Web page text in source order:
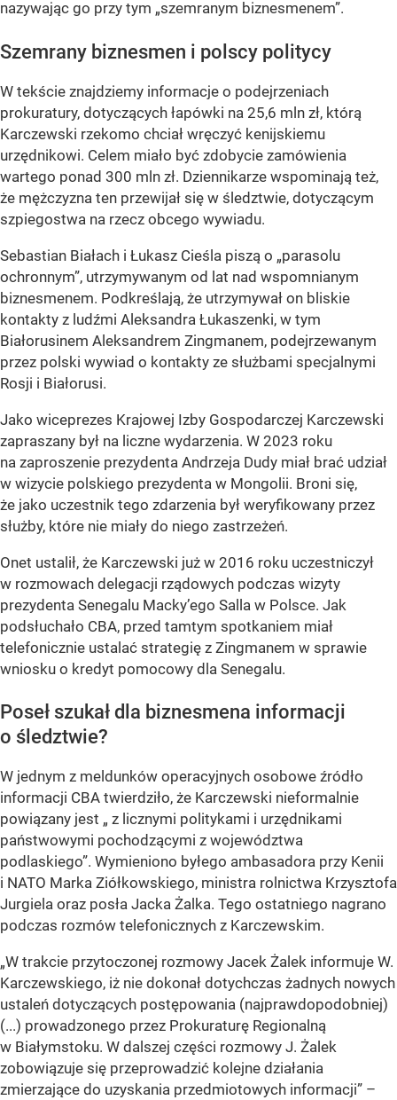
nazywając go przy tym „szemranym biznesmenem”.
Szemrany biznesmen i polscy politycy
W tekście znajdziemy informacje o podejrzeniach
prokuratury, dotyczących łapówki na 25,6 mln zł, którą
Karczewski rzekomo chciał wręczyć kenijskiemu
urzędnikowi. Celem miało być zdobycie zamówienia
wartego ponad 300 mln zł. Dziennikarze wspominają też,
że mężczyzna ten przewijał się w śledztwie, dotyczącym
szpiegostwa na rzecz obcego wywiadu.
Sebastian Białach i Łukasz Cieśla piszą o „parasolu
ochronnym”, utrzymywanym od lat nad wspomnianym
biznesmenem. Podkreślają, że utrzymywał on bliskie
kontakty z ludźmi Aleksandra Łukaszenki, w tym
Białorusinem Aleksandrem Zingmanem, podejrzewanym
przez polski wywiad o kontakty ze służbami specjalnymi
Rosji i Białorusi.
Jako wiceprezes Krajowej Izby Gospodarczej Karczewski
zapraszany był na liczne wydarzenia. W 2023 roku
na zaproszenie prezydenta Andrzeja Dudy miał brać udział
w wizycie polskiego prezydenta w Mongolii. Broni się,
że jako uczestnik tego zdarzenia był weryfikowany przez
służby, które nie miały do niego zastrzeżeń.
Onet ustalił, że Karczewski już w 2016 roku uczestniczył
w rozmowach delegacji rządowych podczas wizyty
prezydenta Senegalu Macky’ego Salla w Polsce. Jak
podsłuchało CBA, przed tamtym spotkaniem miał
telefonicznie ustalać strategię z Zingmanem w sprawie
wniosku o kredyt pomocowy dla Senegalu.
Poseł szukał dla biznesmena informacji
o śledztwie?
W jednym z meldunków operacyjnych osobowe źródło
informacji CBA twierdziło, że Karczewski nieformalnie
powiązany jest „ z licznymi politykami i urzędnikami
państwowymi pochodzącymi z województwa
podlaskiego”. Wymieniono byłego ambasadora przy Kenii
i NATO Marka Ziółkowskiego, ministra rolnictwa Krzysztofa
Jurgiela oraz posła Jacka Żalka. Tego ostatniego nagrano
podczas rozmów telefonicznych z Karczewskim.
„W trakcie przytoczonej rozmowy Jacek Żalek informuje W.
Karczewskiego, iż nie dokonał dotychczas żadnych nowych
ustaleń dotyczących postępowania (najprawdopodobniej)
(...) prowadzonego przez Prokuraturę Regionalną
w Białymstoku. W dalszej części rozmowy J. Żalek
zobowiązuje się przeprowadzić kolejne działania
zmierzające do uzyskania przedmiotowych informacji” –